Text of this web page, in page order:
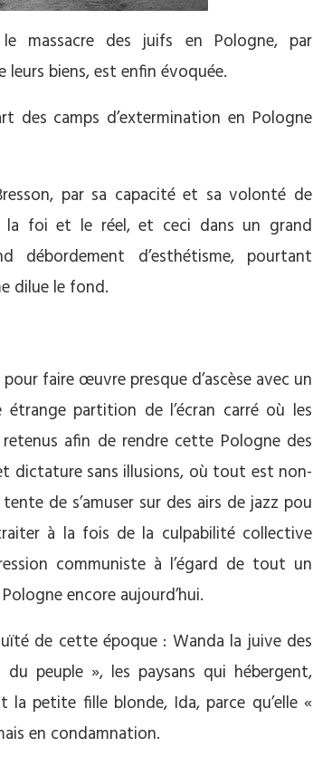
massacre des juifs en Pologne, par
leurs biens, est enfin évoquée.
des camps d’extermination en Pologne
par sa capacité et sa volonté de
la foi et le réel, et ceci dans un grand
d’esthétisme, pourtant
dilue le fond.
faire œuvre presque d’ascèse avec un
partition de l’écran carré où les
afin de rendre cette Pologne des
dictature sans illusions, où tout est non-
de s’amuser sur des airs de jazz pou
à la fois de la culpabilité collective
communiste à l’égard de tout un
encore aujourd’hui.
de cette époque : Wanda la juive des
peuple », les paysans qui hébergent,
petite fille blonde, Ida, parce qu’elle «
en condamnation.